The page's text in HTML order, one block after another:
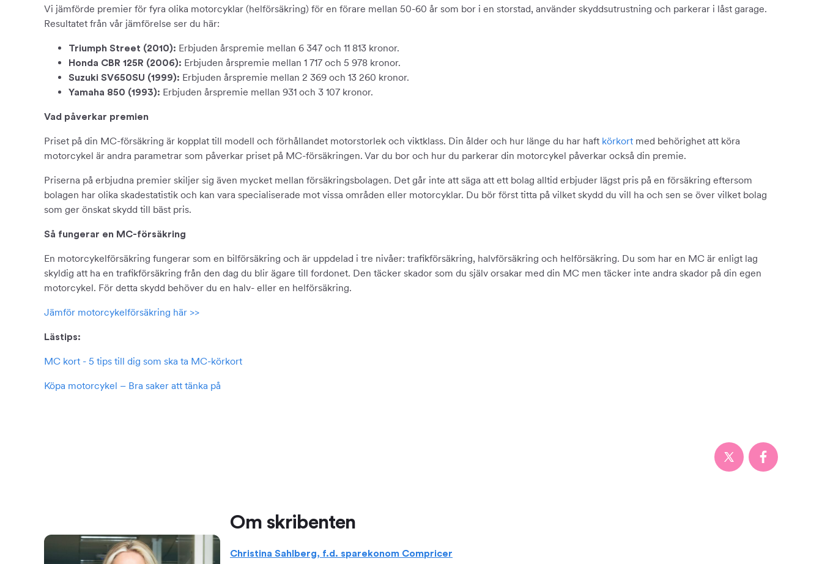
Vi jämförde premier för fyra olika motorcyklar (helförsäkring) för en förare mellan 50-60 år som bor i en storstad, använder skyddsutrustning och parkerar i låst garage.
Resultatet från vår jämförelse ser du här:
Triumph Street (2010): Erbjuden årspremie mellan 6 347 och 11 813 kronor.
Honda CBR 125R (2006): Erbjuden årspremie mellan 1 717 och 5 978 kronor.
Suzuki SV650SU (1999): Erbjuden årspremie mellan 2 369 och 13 260 kronor.
Yamaha 850 (1993): Erbjuden årspremie mellan 931 och 3 107 kronor.
Vad påverkar premien
Priset på din MC-försäkring är kopplat till modell och förhållandet motorstorlek och viktklass. Din ålder och hur länge du har haft körkort med behörighet att köra
motorcykel är andra parametrar som påverkar priset på MC-försäkringen. Var du bor och hur du parkerar din motorcykel påverkar också din premie.
Priserna på erbjudna premier skiljer sig även mycket mellan försäkringsbolagen. Det går inte att säga att ett bolag alltid erbjuder lägst pris på en försäkring eftersom
bolagen har olika skadestatistik och kan vara specialiserade mot vissa områden eller motorcyklar. Du bör först titta på vilket skydd du vill ha och sen se över vilket bolag
som ger önskat skydd till bäst pris.
Så fungerar en MC-försäkring
En motorcykelförsäkring fungerar som en bilförsäkring och är uppdelad i tre nivåer: trafikförsäkring, halvförsäkring och helförsäkring. Du som har en MC är enligt lag
skyldig att ha en trafikförsäkring från den dag du blir ägare till fordonet. Den täcker skador som du själv orsakar med din MC men täcker inte andra skador på din egen
motorcykel. För detta skydd behöver du en halv- eller en helförsäkring.
Jämför motorcykelförsäkring här >>
Lästips:
MC kort - 5 tips till dig som ska ta MC-körkort
Köpa motorcykel – Bra saker att tänka på
Om skribenten
Christina Sahlberg, f.d. sparekonom Compricer